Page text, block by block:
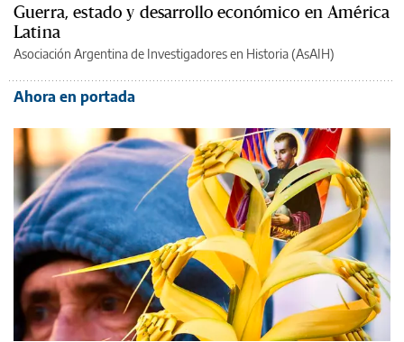
Guerra, estado y desarrollo económico en América
Latina
Asociación Argentina de Investigadores en Historia (AsAIH)
Ahora en portada